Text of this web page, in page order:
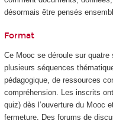
désormais être pensés
Format
Ce Mooc se déroule sur quatre
plusieurs séquences
pédagogique, de ressources
compréhension. Les inscrits
quiz) dès l’ouverture du Mooc
fermeture. Des forums de